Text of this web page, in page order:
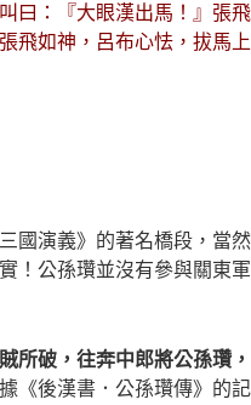
曰：『大眼漢出馬！』
飛如神，呂布心怯，拔馬
國演義》的著名橋段，當
！公孫瓚並沒有參與關東
所破，往奔中郎將公孫瓚
《後漢書．公孫瓚傳》